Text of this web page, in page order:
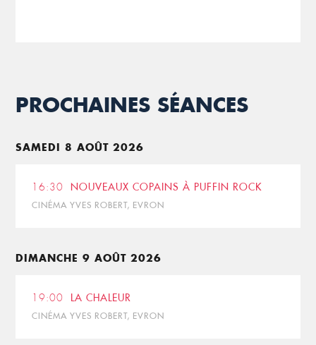
PROCHAINES SÉANCES
SAMEDI 8 AOÛT 2026
16:30 NOUVEAUX COPAINS À PUFFIN ROCK
CINÉMA YVES ROBERT, EVRON
DIMANCHE 9 AOÛT 2026
19:00 LA CHALEUR
CINÉMA YVES ROBERT, EVRON